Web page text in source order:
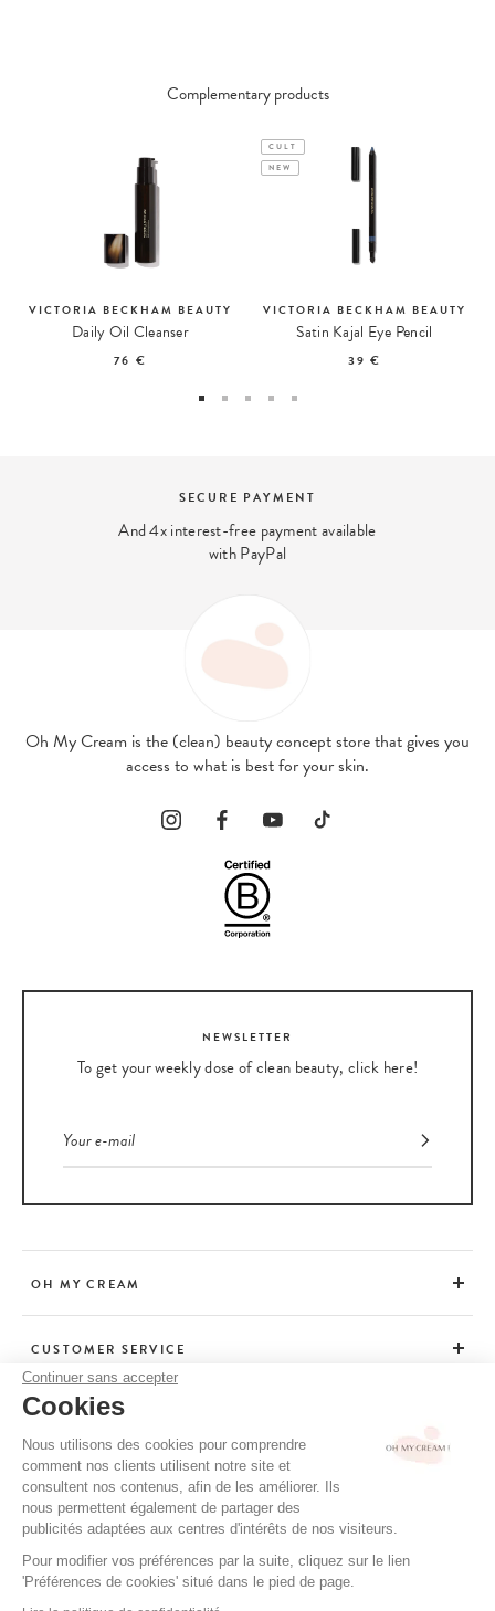
Continuer sans accepter
Cookies
Nous utilisons des cookies pour comprendre
comment nos clients utilisent notre site et
consultent nos contenus, afin de les améliorer. Ils
nous permettent également de partager des
publicités adaptées aux centres d'intérêts de nos visiteurs.
Pour modifier vos préférences par la suite, cliquez sur le lien
'Préférences de cookies' situé dans le pied de page.
Complementary products
VICTORIA BECKHAM BEAUTY
Daily Oil Cleanser
76 €
CULT
NEW
VICTORIA BECKHAM BEAUTY
Satin Kajal Eye Pencil
39 €
We answer your beauty questions:
Oh My Cream is the (clean) beauty concept store that gives you
access to what is best for your skin.
NEWSLETTER
To get your weekly dose of clean beauty, click here!
OH MY CREAM
CUSTOMER SERVICE
ADVICE
CGV / CGU
TERMS OF USE
PRIVACY POLICY
CREDITS